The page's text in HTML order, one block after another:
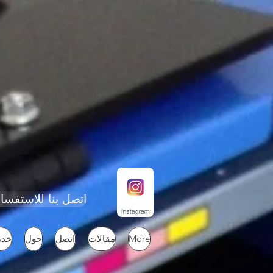
اتصل بنا للاستفسار 240-454-9927 ساعة من الاثنين إلى الخميس من الساعة 8 صباحًا حتى 4 مساءً بتوقيت شرق الولايات
حول اتصل مقالات More